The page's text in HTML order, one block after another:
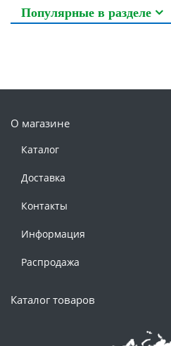
Популярные в разделе
О магазине
Каталог
Доставка
Контакты
Информация
Распродажа
Каталог товаров